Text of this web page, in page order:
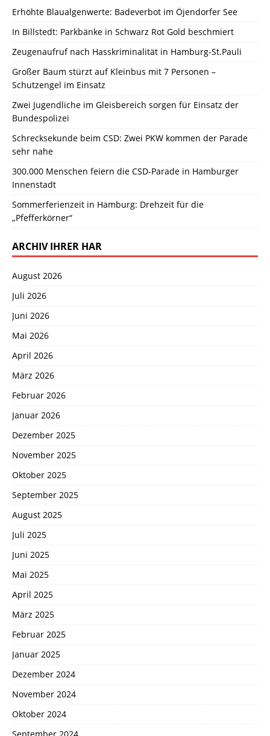
Erhöhte Blaualgenwerte: Badeverbot im Öjendorfer See
In Billstedt: Parkbänke in Schwarz Rot Gold beschmiert
Zeugenaufruf nach Hasskriminalität in Hamburg-St.Pauli
Großer Baum stürzt auf Kleinbus mit 7 Personen –
Schutzengel im Einsatz
Zwei Jugendliche im Gleisbereich sorgen für Einsatz der
Bundespolizei
Schrecksekunde beim CSD: Zwei PKW kommen der Parade
sehr nahe
300.000 Menschen feiern die CSD-Parade in Hamburger
Innenstadt
Sommerferienzeit in Hamburg: Drehzeit für die
„Pfefferkörner“
ARCHIV IHRER HAR
August 2026
Juli 2026
Juni 2026
Mai 2026
April 2026
März 2026
Februar 2026
Januar 2026
Dezember 2025
November 2025
Oktober 2025
September 2025
August 2025
Juli 2025
Juni 2025
Mai 2025
April 2025
März 2025
Februar 2025
Januar 2025
Dezember 2024
November 2024
Oktober 2024